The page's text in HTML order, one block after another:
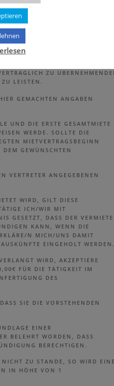
ZU
LEISTEN.
GEMACHTEN ANGABEN
UND DIE ERSTE GESAMTMIETE
WERDE. SOLLTE DIE
MIETVERTRAGSBEGINN
GEWÜNSCHTEN
VERTRETER ANGEGEBENEN
WIRD, GILT DIESE
ICH/WIR MIT
GESETZT, DASS DER
KANN, WENN DIE
N MICH/UNS DAMIT
EINGEHOLT
WIRD, AKZEPTIERE
FÜR DIE TÄTIGKEIT IM
DES
SIE DIE VORSTEHENDEN
EINER
BELEHRT WORDEN, DASS
BERECHTIGEN.
ZU STANDE, SO WIRD
IN HÖHE VON 1 N